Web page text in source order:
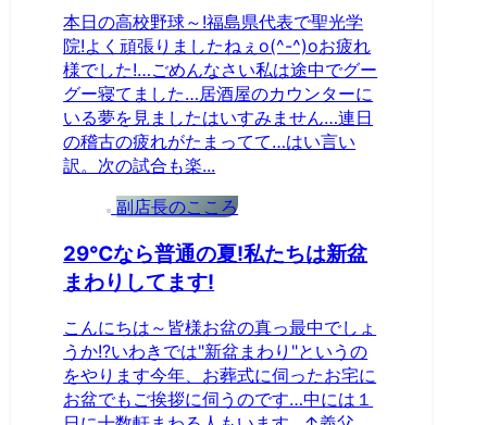
本日の高校野球～!福島県代表で聖光学
院!よく頑張りましたねぇo(^-^)oお疲れ
様でした!…ごめんなさい私は途中でグー
グー寝てました…居酒屋のカウンターに
いる夢を見ましたはいすみません…連日
の稽古の疲れがたまってて…はい言い
訳。次の試合も楽...
副店長のこころ
29℃なら普通の夏!私たちは新盆
まわりしてます!
こんにちは～皆様お盆の真っ最中でしょ
うか!?いわきでは"新盆まわり"というの
をやります今年、お葬式に伺ったお宅に
お盆でもご挨拶に伺うのです…中には１